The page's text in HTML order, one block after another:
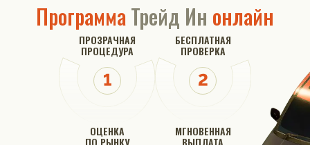
ПрограммаТрейд Ин онлайн
ПРОЗРАЧНАЯ
ПРОЦЕДУРА
БЕСПЛАТНАЯ
ПРОВЕРКА
ОЦЕНКА
ПО РЫНКУ
МГНОВЕННАЯ
ВЫПЛАТА